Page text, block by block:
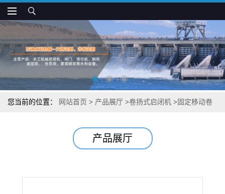
您当前的位置： 网站首页 > 产品展厅 >卷扬式启闭机 > 固定移动卷
产品展厅